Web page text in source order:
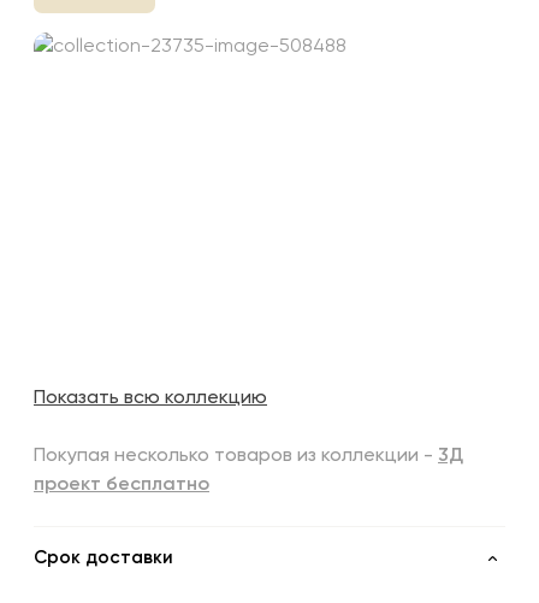
Показать всю коллекцию
Покупая несколько товаров из коллекции - 3Д
проект бесплатно
Срок доставки